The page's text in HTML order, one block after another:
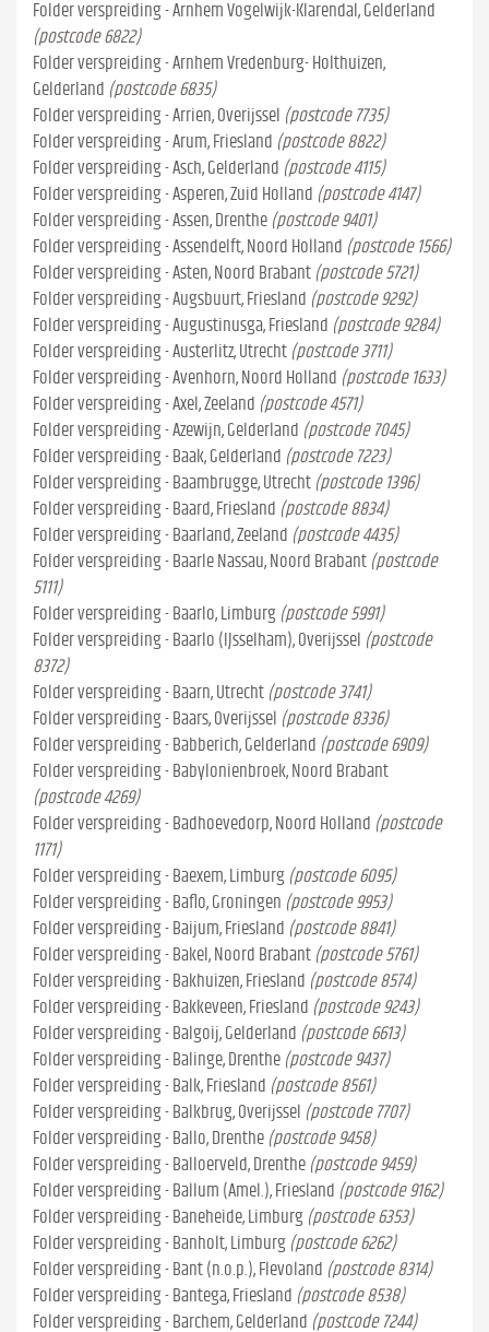
Folder verspreiding - Arnhem Vogelwijk-Klarendal, Gelderland
(postcode 6822)
Folder verspreiding - Arnhem Vredenburg- Holthuizen,
Gelderland (postcode 6835)
Folder verspreiding - Arrien, Overijssel (postcode 7735)
Folder verspreiding - Arum, Friesland (postcode 8822)
Folder verspreiding - Asch, Gelderland (postcode 4115)
Folder verspreiding - Asperen, Zuid Holland (postcode 4147)
Folder verspreiding - Assen, Drenthe (postcode 9401)
Folder verspreiding - Assendelft, Noord Holland (postcode 1566)
Folder verspreiding - Asten, Noord Brabant (postcode 5721)
Folder verspreiding - Augsbuurt, Friesland (postcode 9292)
Folder verspreiding - Augustinusga, Friesland (postcode 9284)
Folder verspreiding - Austerlitz, Utrecht (postcode 3711)
Folder verspreiding - Avenhorn, Noord Holland (postcode 1633)
Folder verspreiding - Axel, Zeeland (postcode 4571)
Folder verspreiding - Azewijn, Gelderland (postcode 7045)
Folder verspreiding - Baak, Gelderland (postcode 7223)
Folder verspreiding - Baambrugge, Utrecht (postcode 1396)
Folder verspreiding - Baard, Friesland (postcode 8834)
Folder verspreiding - Baarland, Zeeland (postcode 4435)
Folder verspreiding - Baarle Nassau, Noord Brabant (postcode
5111)
Folder verspreiding - Baarlo, Limburg (postcode 5991)
Folder verspreiding - Baarlo (IJsselham), Overijssel (postcode
8372)
Folder verspreiding - Baarn, Utrecht (postcode 3741)
Folder verspreiding - Baars, Overijssel (postcode 8336)
Folder verspreiding - Babberich, Gelderland (postcode 6909)
Folder verspreiding - Babylonienbroek, Noord Brabant
(postcode 4269)
Folder verspreiding - Badhoevedorp, Noord Holland (postcode
1171)
Folder verspreiding - Baexem, Limburg (postcode 6095)
Folder verspreiding - Baflo, Groningen (postcode 9953)
Folder verspreiding - Baijum, Friesland (postcode 8841)
Folder verspreiding - Bakel, Noord Brabant (postcode 5761)
Folder verspreiding - Bakhuizen, Friesland (postcode 8574)
Folder verspreiding - Bakkeveen, Friesland (postcode 9243)
Folder verspreiding - Balgoij, Gelderland (postcode 6613)
Folder verspreiding - Balinge, Drenthe (postcode 9437)
Folder verspreiding - Balk, Friesland (postcode 8561)
Folder verspreiding - Balkbrug, Overijssel (postcode 7707)
Folder verspreiding - Ballo, Drenthe (postcode 9458)
Folder verspreiding - Balloerveld, Drenthe (postcode 9459)
Folder verspreiding - Ballum (Amel.), Friesland (postcode 9162)
Folder verspreiding - Baneheide, Limburg (postcode 6353)
Folder verspreiding - Banholt, Limburg (postcode 6262)
Folder verspreiding - Bant (n.o.p.), Flevoland (postcode 8314)
Folder verspreiding - Bantega, Friesland (postcode 8538)
Folder verspreiding - Barchem, Gelderland (postcode 7244)